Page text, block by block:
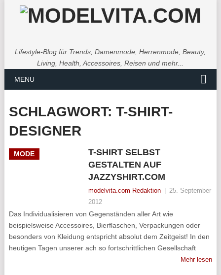
Lifestyle-Blog für Trends, Damenmode, Herrenmode, Beauty,
Living, Health, Accessoires, Reisen und mehr...
MENU
SCHLAGWORT: T-SHIRT-
DESIGNER
MODE
T-SHIRT SELBST
GESTALTEN AUF
JAZZYSHIRT.COM
modelvita.com Redaktion
25. September
2012
Das Individualisieren von Gegenständen aller Art wie
beispielsweise Accessoires, Bierflaschen, Verpackungen oder
besonders von Kleidung entspricht absolut dem Zeitgeist! In den
heutigen Tagen unserer ach so fortschrittlichen Gesellschaft
Mehr lesen